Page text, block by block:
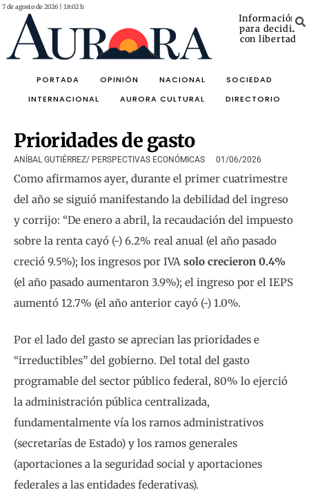
7 de agosto de 2026 | 18:02 h
Información
para decidir
con libertad
PORTADA OPINIÓN NACIONAL
SOCIEDAD
INTERNACIONAL
AURORA CULTURAL DIRECTORIO
Prioridades de gasto
ANÍBAL GUTIÉRREZ/ PERSPECTIVAS ECONÓMICAS 01/06/2026
Como afirmamos ayer, durante el primer cuatrimestre
del año se siguió manifestando la debilidad del ingreso
y corrijo: “De enero a abril, la recaudación del impuesto
sobre la renta cayó (-) 6.2% real anual (el año pasado
creció 9.5%); los ingresos por IVA solo crecieron 0.4%
(el año pasado aumentaron 3.9%); el ingreso por el IEPS
aumentó 12.7% (el año anterior cayó (-) 1.0%.
Por el lado del gasto se aprecian las prioridades e
“irreductibles” del gobierno. Del total del gasto
programable del sector público federal, 80% lo ejerció
la administración pública centralizada,
fundamentalmente vía los ramos administrativos
(secretarías de Estado) y los ramos generales
(aportaciones a la seguridad social y aportaciones
federales a las entidades federativas).